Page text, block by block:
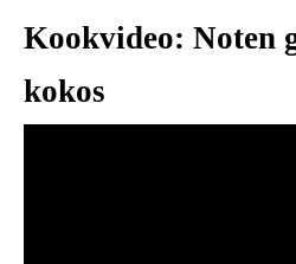
Kookvideo: Noten
kokos